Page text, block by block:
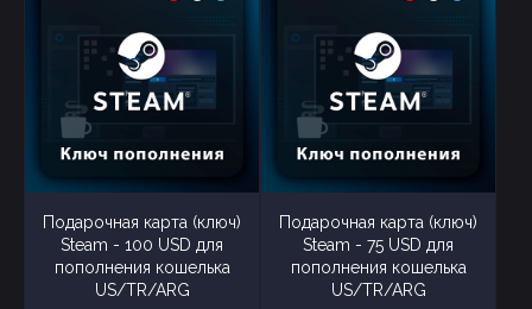
Подарочная карта (ключ)
Steam - 100 USD для
пополнения кошелька
US/TR/ARG
Подарочная карта (ключ)
Steam - 75 USD для
пополнения кошелька
US/TR/ARG